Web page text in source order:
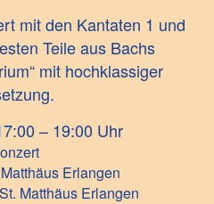
mit den Kantaten 1 und
Teile aus Bachs
mit hochklassiger
– 19:00 Uhr
Erlangen
Matthäus Erlangen